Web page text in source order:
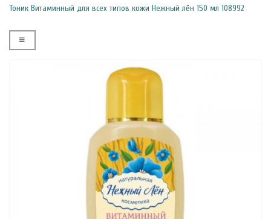
Тоник Витаминный для всех типов кожи Нежный лён 150 мл 108992